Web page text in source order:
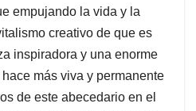
empujando la vida y la
creativo de que es
inspiradora y una enorme
más viva y permanente
de este abecedario en el